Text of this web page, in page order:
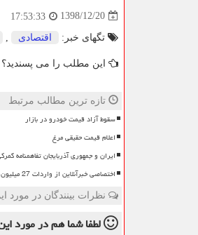
1398/12/20
17:53:33
تگهای خبر: اقتصادی
این مطلب را می پسندید؟
تازه ترین مطالب مرتبط
سقوط آزاد قیمت خودرو در بازار
اعلام قیمت حقیقی مرغ
ایران و جمهوری آذربایجان تفاهمنامه
اختصاصی خبرآنلاین از واردات 27 میلیون لیتری تا بازگشت ناترازی
نظرات بینندگان در مورد
لطفا شما همدر مورد